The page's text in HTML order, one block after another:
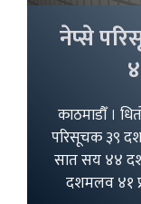
नेप्से
काठमाडौँ ।
परिसूचक ३९
सात सय ४४
दशमलव ४१